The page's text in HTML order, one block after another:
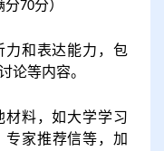
分70分）
力和表达能力，包
论等内容。
材料，如大学学习
专家推荐信等，加